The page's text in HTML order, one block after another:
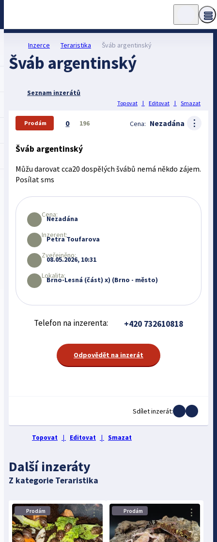
Inzerce Teraristika Šváb argentinský
Šváb argentinský
Seznam inzerátů
Topovat | Editovat | Smazat
Prodám 0 196 Cena: Nezadána ⋮
Šváb argentinský
Můžu darovat cca20 dospělých švábů nemá někdo zájem.
Posílat sms
Cena:
Nezadána
Inzerent:
Petra Toufarova
Zveřejněno:
08.05.2026, 10:31
Lokalita:
Brno-Lesná (část) x) (Brno - město)
Telefon na inzerenta: +420 732610818
Odpovědět na inzerát
Sdílet inzerát:
Topovat | Editovat | Smazat
Další inzeráty
Z kategorie Teraristika
Prodám ⋮ Prodám ⋮